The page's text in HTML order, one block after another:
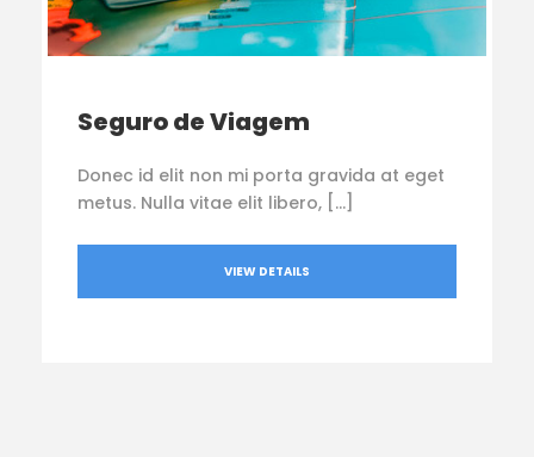
Seguro de Viagem
Donec id elit non mi porta gravida at eget
metus. Nulla vitae elit libero, […]
VIEW DETAILS